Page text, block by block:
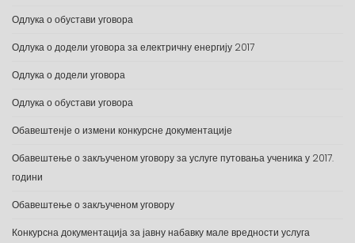
Одлука о обустави уговора
Одлука о додели уговора за електричну енергију 2017
Одлука о додели уговора
Одлука о обустави уговора
Обавештенје о измени конкурсне документације
Обавештење о закљученом уговору за услуге путовања ученика у 2017.
години
Обавештење о закљученом уговору
Конкурсна документација за јавну набавку мале вредности услуга